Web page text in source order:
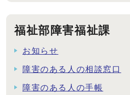
福祉部障害福祉課
お知らせ
障害のある人の相談窓口
障害のある人の手帳